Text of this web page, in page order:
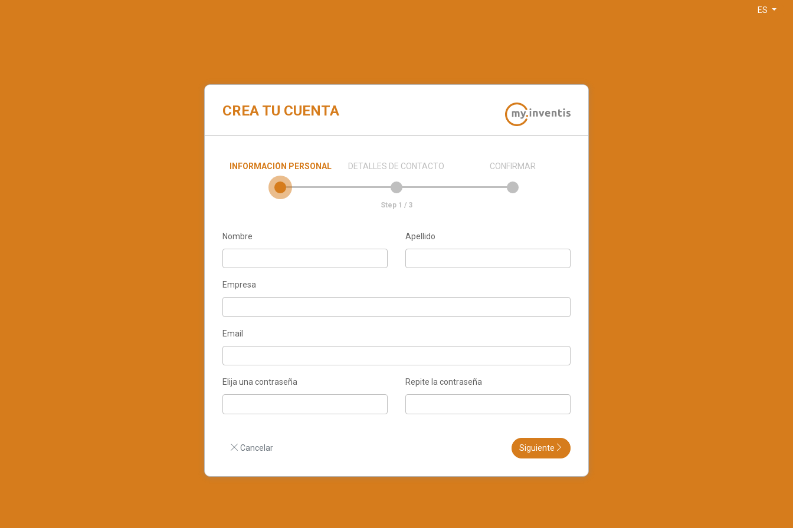
ES
CREA TU CUENTA
INFORMACIÓN PERSONAL DETALLES DE CONTACTO CONFIRMAR
Step 1 / 3
Nombre Apellido
Empresa
Email
Elija una contraseña Repite la contraseña
Cancelar Siguiente